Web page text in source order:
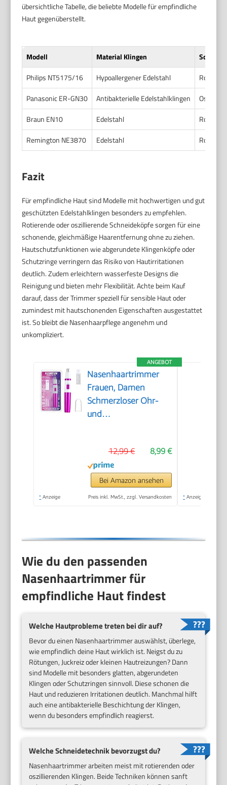
übersichtliche Tabelle, die beliebte Modelle für empfindliche
Haut gegenüberstellt.
Modell Material Klingen
Philips NT5175/16
Hypoallergener Edelstahl
Panasonic ER-GN30
Antibakterielle Edelstahlklingen
Os
Braun EN10
Edelstahl
Remington NE3870
Edelstahl
Fazit
Für empfindliche Haut sind Modelle mit hochwertigen und gut
geschützten Edelstahlklingen besonders zu empfehlen.
Rotierende oder oszillierende Schneideköpfe sorgen für eine
schonende, gleichmäßige Haarentfernung ohne zu ziehen.
Hautschutzfunktionen wie abgerundete Klingenköpfe oder
Schutzringe verringern das Risiko von Hautirritationen
deutlich. Zudem erleichtern wasserfeste Designs die
Reinigung und bieten mehr Flexibilität. Achte beim Kauf
darauf, dass der Trimmer speziell für sensible Haut oder
zumindest mit hautschonenden Eigenschaften ausgestattet
ist. So bleibt die Nasenhaarpflege angenehm und
unkompliziert.
ANGEBOT
Nasenhaartrimmer
Frauen, Damen
Schmerzloser Ohr-
und
Augenbrauen Gesicht
Ohr Haarschneider
Nasenhaarschneider
Professionell
8,99 €
12,99 €
Bei Amazon ansehen
* Anzeige Preis inkl. MwSt., zzgl. Versandkosten * Anzeige
Wie du den passenden
Nasenhaartrimmer für
empfindliche Haut findest
Welche Hautprobleme treten bei dir auf?
Bevor du einen Nasenhaartrimmer auswählst, überlege,
wie empfindlich deine Haut wirklich ist. Neigst du zu
Rötungen, Juckreiz oder kleinen Hautreizungen? Dann
sind Modelle mit besonders glatten, abgerundeten
Klingen oder Schutzringen sinnvoll. Diese schonen die
Haut und reduzieren Irritationen deutlich. Manchmal hilft
auch eine antibakterielle Beschichtung der Klingen,
wenn du besonders empfindlich reagierst.
Welche Schneidetechnik bevorzugst du?
Nasenhaartrimmer arbeiten meist mit rotierenden oder
oszillierenden Klingen. Beide Techniken können sanft